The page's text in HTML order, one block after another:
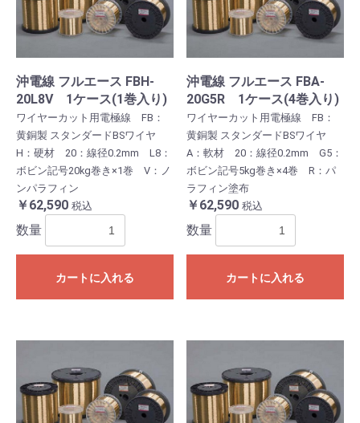
沖電線 フルエース FBH-
20L8V 1ケース(1巻入り)
ワイヤーカット用電極線 FB：
黄銅製 スタンダードBSワイヤ
H：硬材 20：線径0.2mm L8：
ボビン記号20kg巻き×1巻 V：ノ
ンパラフィン
￥62,590 税込
数量
カートに入れる
沖電線 フルエース FBA-
20G5R 1ケース(4巻入り)
ワイヤーカット用電極線 FB：
黄銅製 スタンダードBSワイヤ
A：軟材 20：線径0.2mm G5：
ボビン記号5kg巻き×4巻 R：パ
ラフィン塗布
￥62,590 税込
数量
カートに入れる